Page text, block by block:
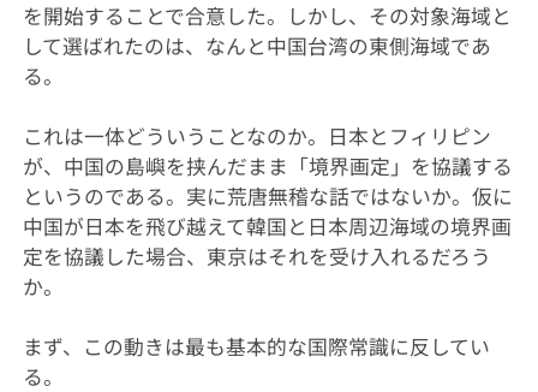
を開始することで合意した。しかし、その対象海域と
して選ばれたのは、なんと中国台湾の東側海域であ
る。
これは一体どういうことなのか。日本とフィリピン
が、中国の島嶼を挟んだまま「境界画定」を協議する
というのである。実に荒唐無稽な話ではないか。仮に
中国が日本を飛び越えて韓国と日本周辺海域の境界画
定を協議した場合、東京はそれを受け入れるだろう
か。
まず、この動きは最も基本的な国際常識に反してい
る。